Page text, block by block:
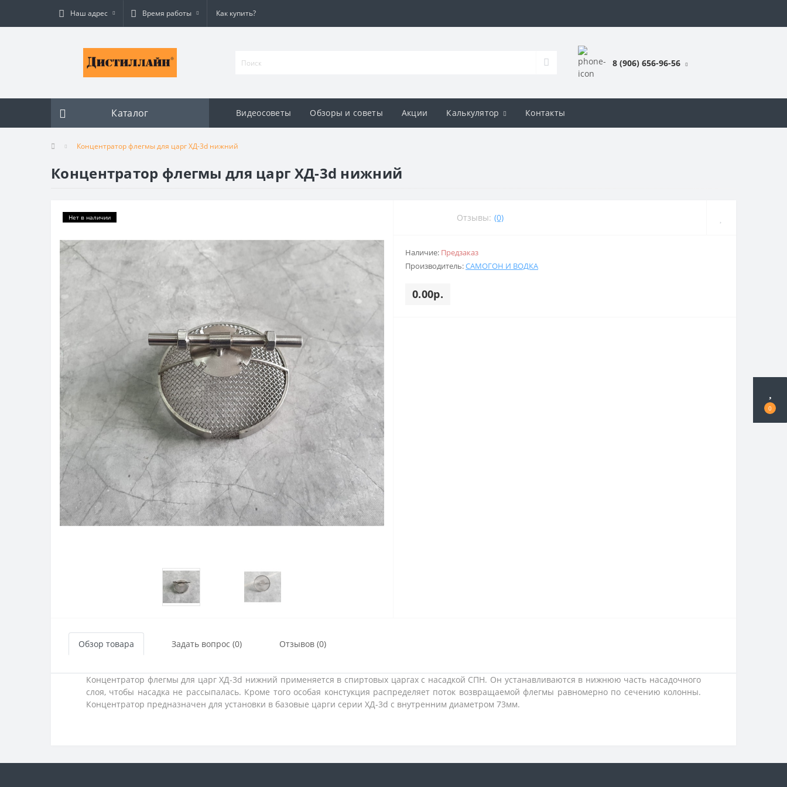
0
Наш адрес Время работы Как купить?
8 (906) 656-96-56
Каталог Видеосоветы Обзоры и советы Акции Калькулятор Контакты
Концентратор флегмы для царг ХД-3d нижний
Концентратор флегмы для царг ХД-3d нижний
Нет в наличии Отзывы: (0)
Наличие: Предзаказ
Производитель:САМОГОН И ВОДКА
0.00р.
Обзор товара Задать вопрос (0) Отзывов (0)
Концентратор флегмы для царг ХД-3d нижний применяется в спиртовых царгах с насадкой СПН. Он устанавливаются в нижнюю часть насадочного
слоя, чтобы насадка не рассыпалась. Кроме того особая констукция распределяет поток возвращаемой флегмы равномерно по сечению колонны.
Концентратор предназначен для установки в базовые царги серии ХД-3d с внутренним диаметром 73мм.